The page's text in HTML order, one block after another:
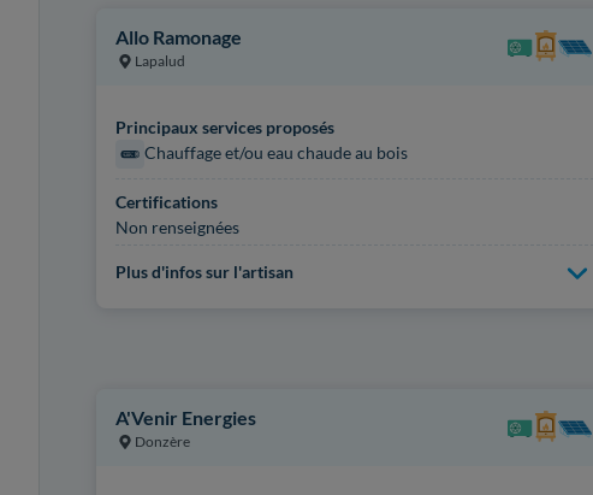
Allo Ramonage
Lapalud
Principaux services proposés
Chauffage et/ou eau chaude au bois
Certifications
Non renseignées
Plus d'infos sur l'artisan
A'Venir Energies
Donzère